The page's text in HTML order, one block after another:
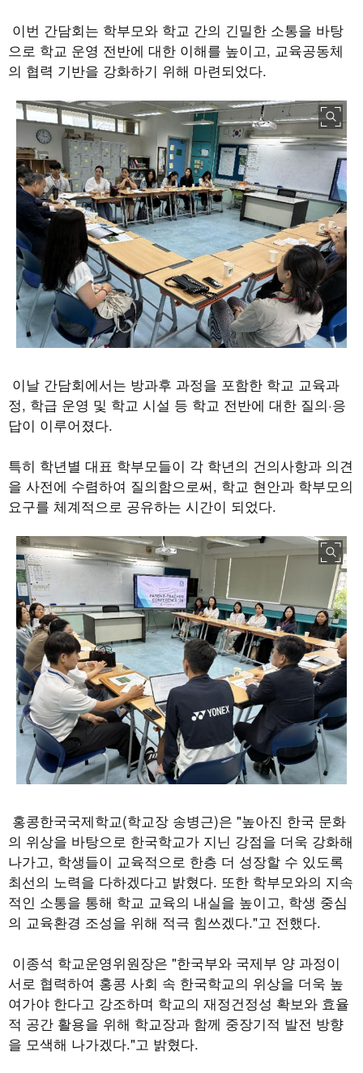
이번 간담회는 학부모와 학교 간의 긴밀한 소통을 바탕
으로 학교 운영 전반에 대한 이해를 높이고, 교육공동체
의 협력 기반을 강화하기 위해 마련되었다.
이날 간담회에서는 방과후 과정을 포함한 학교 교육과
정, 학급 운영 및 학교 시설 등 학교 전반에 대한 질의·응
답이 이루어졌다.
특히 학년별 대표 학부모들이 각 학년의 건의사항과 의견
을 사전에 수렴하여 질의함으로써, 학교 현안과 학부모의
요구를 체계적으로 공유하는 시간이 되었다.
홍콩한국국제학교(학교장 송병근)은 "높아진 한국 문화
의 위상을 바탕으로 한국학교가 지닌 강점을 더욱 강화해
나가고, 학생들이 교육적으로 한층 더 성장할 수 있도록
최선의 노력을 다하겠다고 밝혔다. 또한 학부모와의 지속
적인 소통을 통해 학교 교육의 내실을 높이고, 학생 중심
의 교육환경 조성을 위해 적극 힘쓰겠다."고 전했다.
이종석 학교운영위원장은 "한국부와 국제부 양 과정이
서로 협력하여 홍콩 사회 속 한국학교의 위상을 더욱 높
여가야 한다고 강조하며 학교의 재정건정성 확보와 효율
적 공간 활용을 위해 학교장과 함께 중장기적 발전 방향
을 모색해 나가겠다."고 밝혔다.